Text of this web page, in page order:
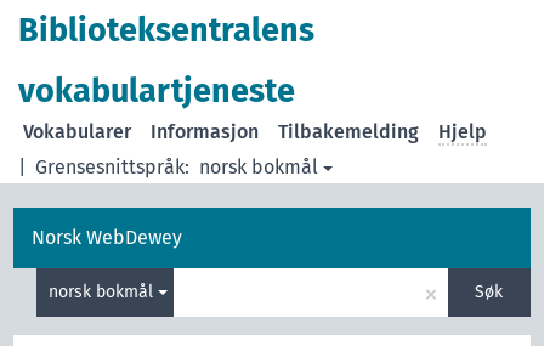
Biblioteksentralens
vokabulartjeneste
Grensesnittspråk: norsk bokmål
Vokabularer Informasjon Tilbakemelding Hjelp
Norsk WebDewey
norsk bokmål × Søk